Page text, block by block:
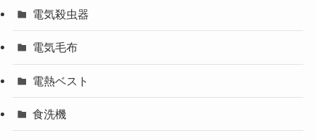
電気殺虫器
電気毛布
電熱ベスト
食洗機